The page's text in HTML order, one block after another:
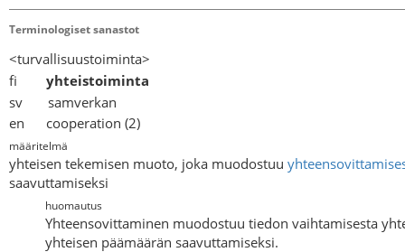
Terminologiset sanastot
<turvallisuustoiminta>
fi yhteistoiminta
sv samverkan
en cooperation (2)
määritelmä
yhteisen tekemisen muoto, joka muodostuu
saavuttamiseksi
huomautus
Yhteensovittaminen muodostuu tiedon vaihtamisesta
yhteisen päämäärän saavuttamiseksi.